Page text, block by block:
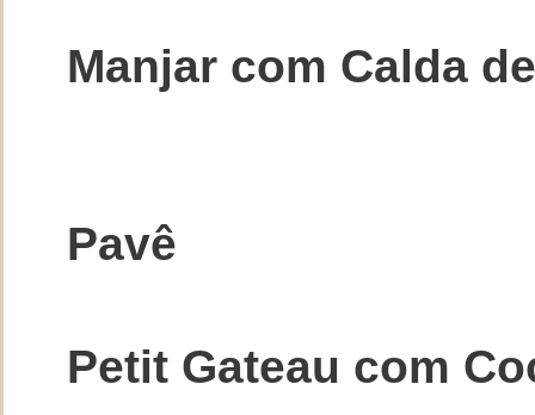
Manjar com Calda
Pavê
Petit Gateau com